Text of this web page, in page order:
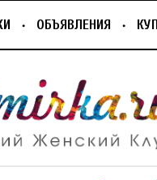
ОБЪЯВЛЕНИЯ